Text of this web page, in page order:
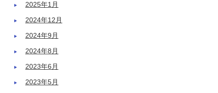
2025年1月
2024年12月
2024年9月
2024年8月
2023年6月
2023年5月